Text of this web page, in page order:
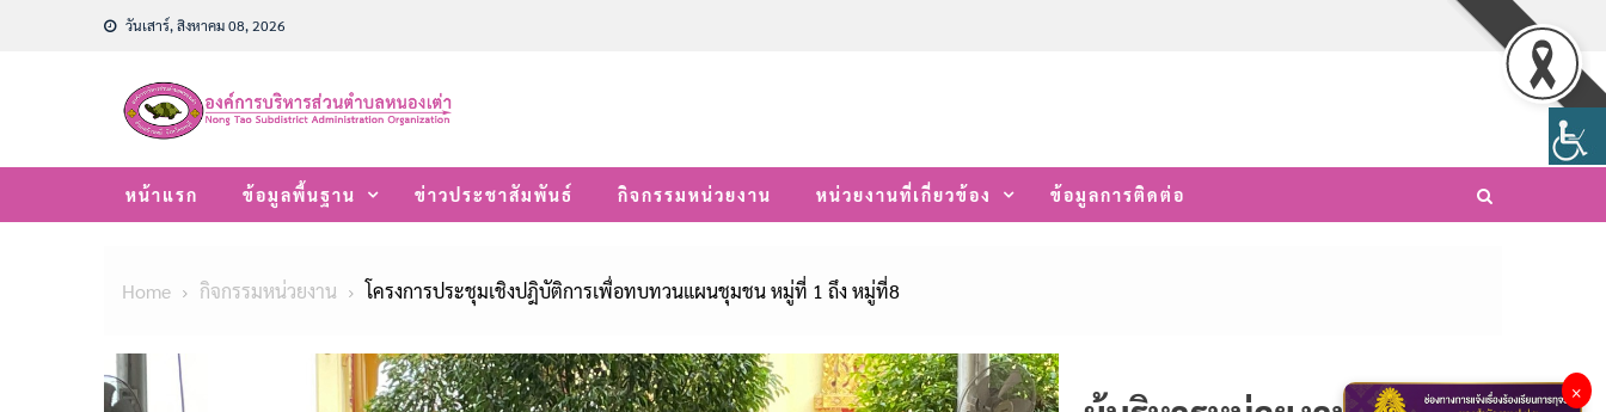
วันเสาร์, สิงหาคม 08, 2026
หน้าแรก ข้อมูลพื้นฐาน ข่าวประชาสัมพันธ์ กิจกรรมหน่วยงาน หน่วยงานที่เกี่ยวข้อง ข้อมูลการติดต่อ
Home กิจกรรมหน่วยงาน โครงการประชุมเชิงปฎิบัติการเพื่อทบทวนแผนชุมชน หมู่ที่ 1 ถึง หมู่ที่8
×